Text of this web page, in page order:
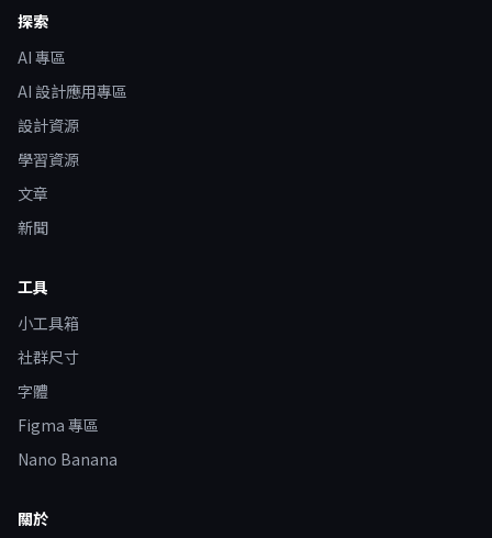
探索
AI 專區
AI 設計應用專區
設計資源
學習資源
文章
新聞
工具
小工具箱
社群尺寸
字體
Figma 專區
Nano Banana
關於